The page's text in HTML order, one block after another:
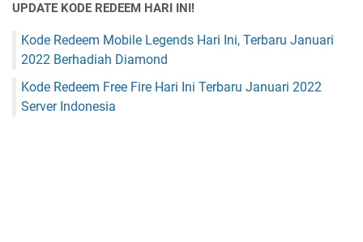
UPDATE KODE REDEEM HARI INI!
Kode Redeem Mobile Legends Hari Ini, Terbaru Januari
2022 Berhadiah Diamond
Kode Redeem Free Fire Hari Ini Terbaru Januari 2022
Server Indonesia